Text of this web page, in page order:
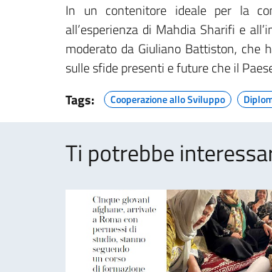
In un contenitore ideale per la
all’esperienza di Mahdia Sharifi e
moderato da Giuliano Battiston, che
sulle sfide presenti e future che il
Tags:
Cooperazione allo Sviluppo
Ti potrebbe